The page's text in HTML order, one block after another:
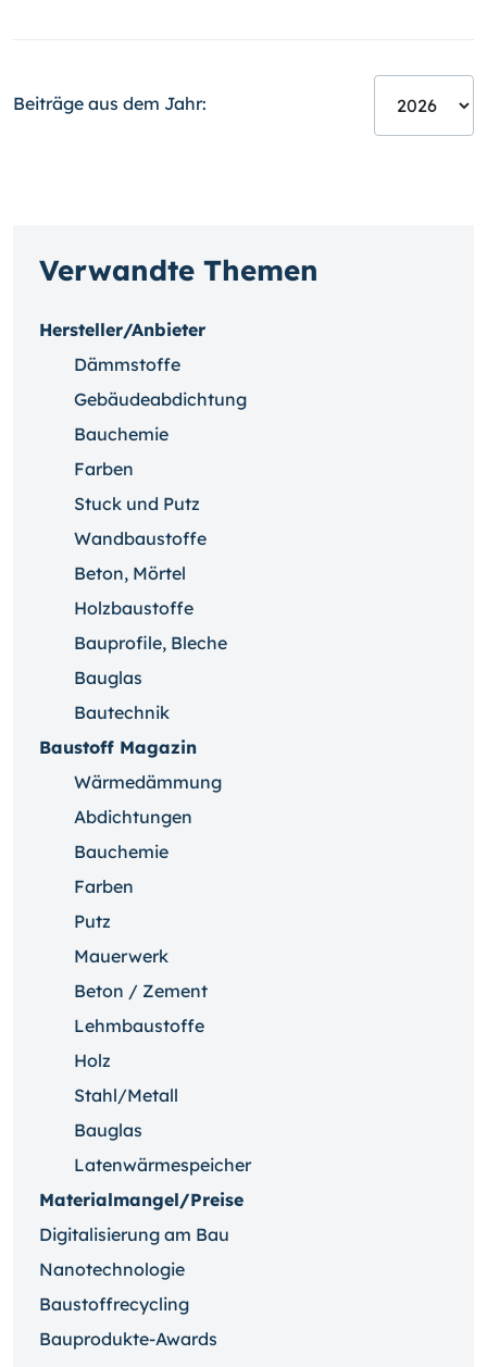
Beiträge aus dem Jahr:
Verwandte Themen
Hersteller/Anbieter
Dämmstoffe
Gebäudeabdichtung
Bauchemie
Farben
Stuck und Putz
Wandbaustoffe
Beton, Mörtel
Holzbaustoffe
Bauprofile, Bleche
Bauglas
Bautechnik
Baustoff Magazin
Wärmedämmung
Abdichtungen
Bauchemie
Farben
Putz
Mauerwerk
Beton / Zement
Lehmbaustoffe
Holz
Stahl/Metall
Bauglas
Latenwärmespeicher
Materialmangel/Preise
Digitalisierung am Bau
Nanotechnologie
Baustoffrecycling
Bauprodukte-Awards